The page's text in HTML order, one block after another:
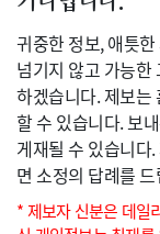
귀중한 정보, 애틋
넘기지 않고 가능한
하겠습니다. 제보는
할 수 있습니다. 보
게재될 수 있습니다
면 소정의 답례를
* 제보자 신분은 데일